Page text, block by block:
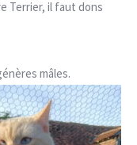
Terrier, il faut dons
mâles.